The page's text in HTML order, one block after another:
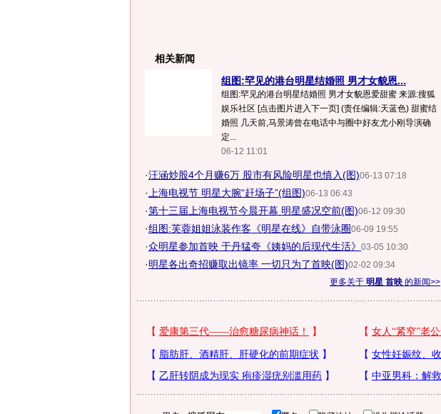
相关新闻
组图:罕见的港台明星结婚照 男才女貌恩...
组图:罕见的港台明星结婚照 男才女貌恩爱甜蜜 来源:搜狐
娱乐社区 [点击图片进入下一页] (责任编辑:天蓝色) 甜蜜结
婚照 几天前,马景涛曾在电话中与圈中好友尤小刚导演确
定...
06-12 11:01
·汪涵炒股4个月赚6万 股市有风险明星也慎入(图)06-13 07:18
· 上海电视节 明星大腕“赶场子”(组图)06-13 06:43
·第十三届上海电视节今晨开幕 明星盛况空前(图)06-12 09:30
·组图:芙蓉姐姐泳装作客《明星在线》自带泳圈06-09 19:55
·众明星参加首映 于丹猛夸《姨妈的后现代生活》 03-05 10:30
·明星各出奇招赚取出镜率 一切只为了首映(图)02-02 09:34
更多关于 明星 首映 的新闻>>